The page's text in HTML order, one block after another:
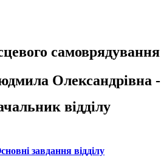
самоврядування
Олександрівна -
відділу
завдання відділу